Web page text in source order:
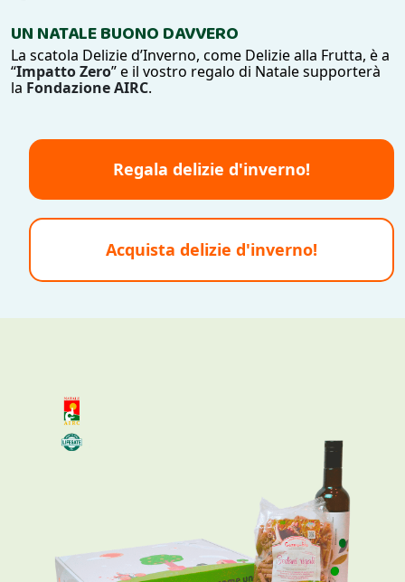
UN NATALE BUONO DAVVERO
La scatola Delizie d’Inverno, come Delizie alla Frutta, è a
“Impatto Zero” e il vostro regalo di Natale supporterà
la Fondazione AIRC.
Regala delizie d'inverno!
Acquista delizie d'inverno!